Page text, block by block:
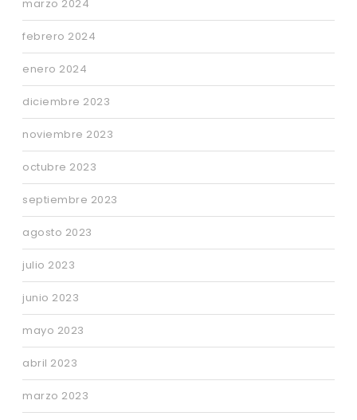
marzo 2024
febrero 2024
enero 2024
diciembre 2023
noviembre 2023
octubre 2023
septiembre 2023
agosto 2023
julio 2023
junio 2023
mayo 2023
abril 2023
marzo 2023